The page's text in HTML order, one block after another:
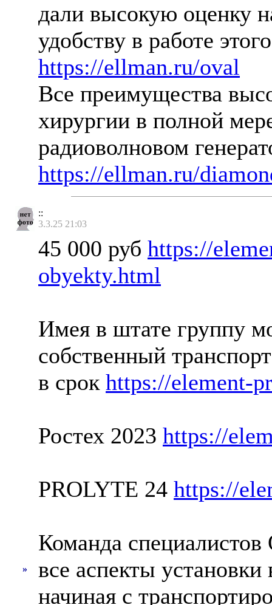
дали высокую оценку
удобству в работе
https://ellman.ru/oval
Все преимущества
хирургии в полной
радиоволновом
https://ellman.ru/
::
3.3.25 21:03
»
45 000 руб https://
obyekty.html
Имея в штате группу
собственный
в срок https://element-
Ростех 2023 https://
PROLYTE 24 https://
Команда
все аспекты
начиная с